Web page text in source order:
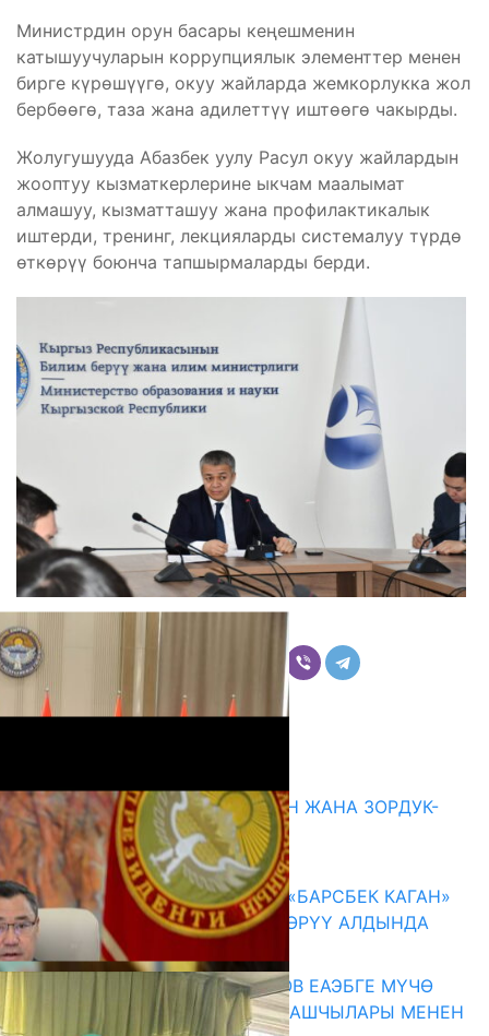
Министрдин орун басары кеңешменин
катышуучуларын коррупциялык элементтер менен
бирге күрөшүүгө, окуу жайларда жемкорлукка жол
бербөөгө, таза жана адилеттүү иштөөгө чакырды.
Жолугушууда Абазбек уулу Расул окуу жайлардын
жооптуу кызматкерлерине ыкчам маалымат
алмашуу, кызматташуу жана профилактикалык
иштерди, тренинг, лекцияларды системалуу түрдө
өткөрүү боюнча тапшырмаларды берди.
Комментарийлер
ГЕНДЕРДИК БАСМЫРЛООДОН ЖАНА ЗОРДУК-
ЗОМБУЛУКТАН КОРГОО
07.08.2026
КЫРГЫЗ ТАРЫХЫ ТАСМАДА: «БАРСБЕК КАГАН»
КӨРКӨМ ТАСМАСЫ ЖАРЫК КӨРҮҮ АЛДЫНДА
07.08.2026
ПРЕЗИДЕНТ САДЫР ЖАПАРОВ ЕАЭБГЕ МҮЧӨ
МАМЛЕКЕТТЕРДИН ӨКМӨТ БАШЧЫЛАРЫ МЕНЕН